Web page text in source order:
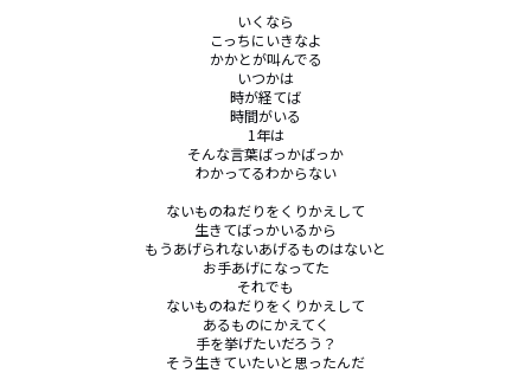
いくなら
こっちにいきなよ
かかとが叫んでる
いつかは
時が経てば
時間がいる
1年は
そんな言葉ばっかばっか
わかってるわからない
ないものねだりをくりかえして
生きてばっかいるから
もうあげられないあげるものはないと
お手あげになってた
それでも
ないものねだりをくりかえして
あるものにかえてく
手を挙げたいだろう？
そう生きていたいと思ったんだ